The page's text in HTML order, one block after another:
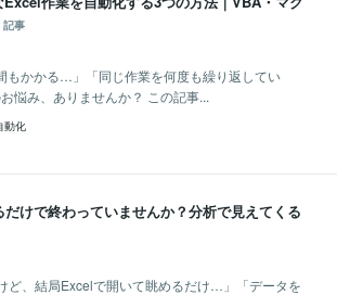
記事
もかかる…」「同じ作業を何度も繰り返してい
悩み、ありませんか？ この記事...
動化
けで終わっていませんか？分析で見えてくる
ど、結局Excelで開いて眺めるだけ…」「データを